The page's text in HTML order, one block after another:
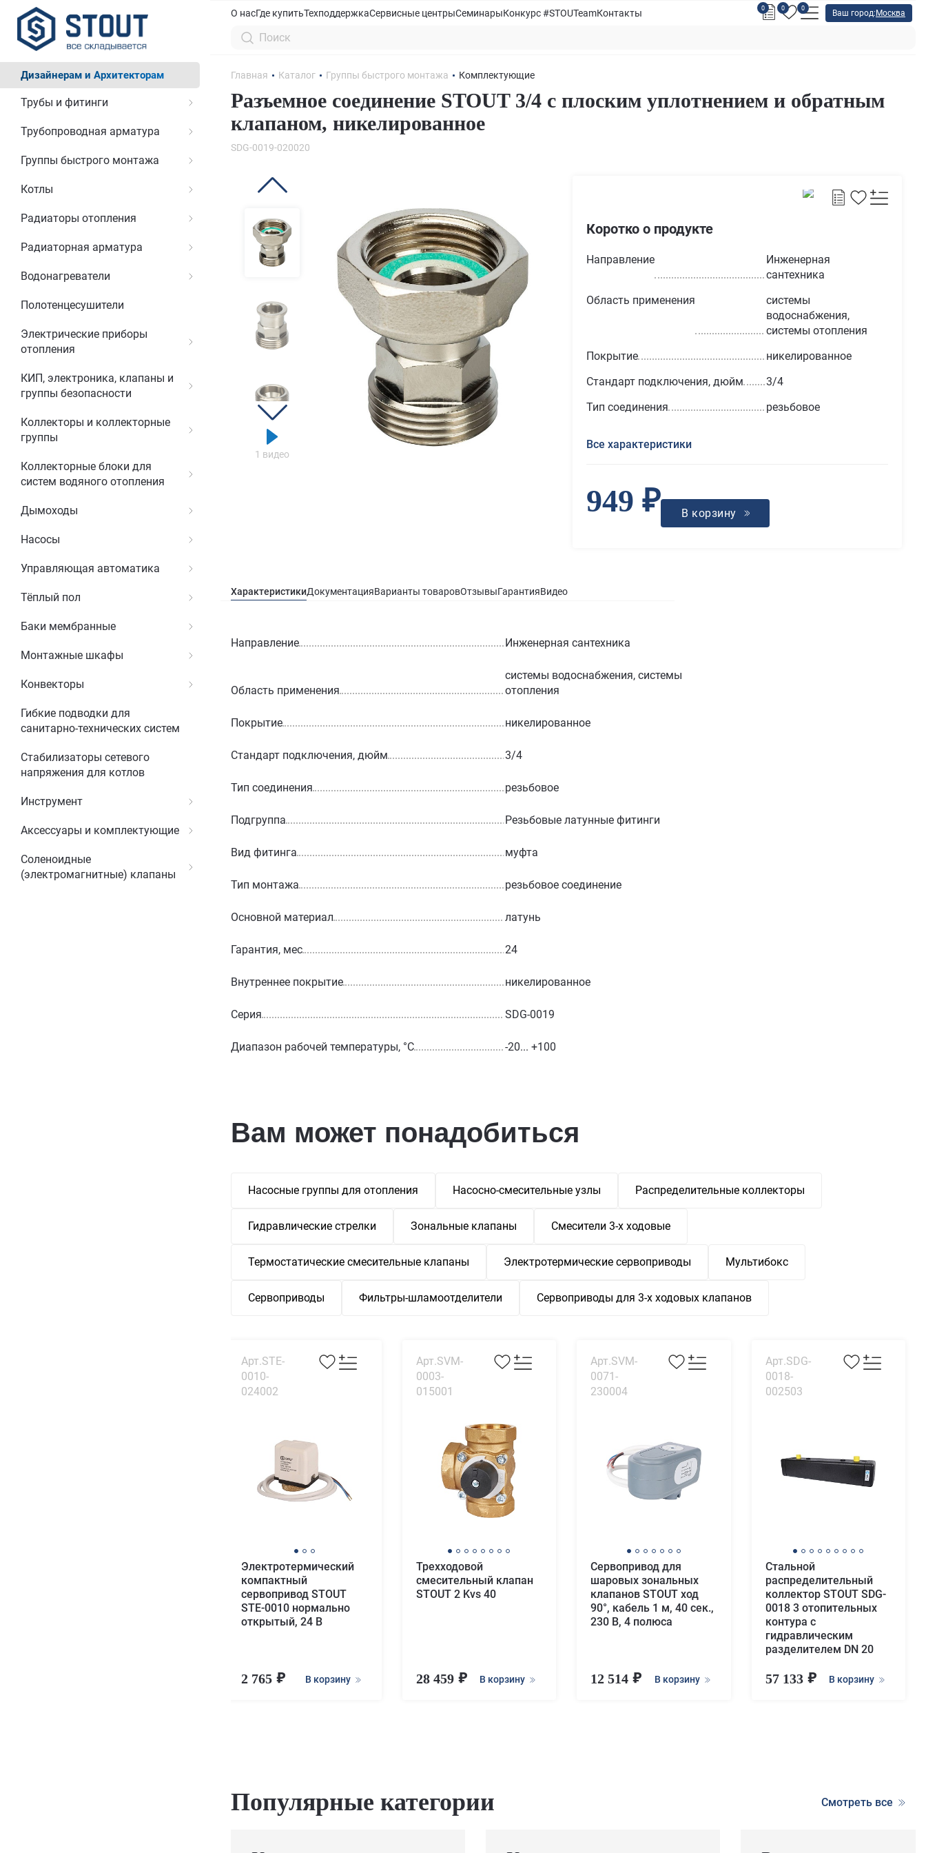
Дизайнерам и Архитекторам
Трубы и фитинги
Трубопроводная арматура
Группы быстрого монтажа
Котлы
Радиаторы отопления
Радиаторная арматура
Водонагреватели
Полотенцесушители
Электрические приборы
отопления
КИП, электроника, клапаны и
группы безопасности
Коллекторы и коллекторные
группы
Коллекторные блоки для
систем водяного отопления
Дымоходы
Насосы
Управляющая автоматика
Тёплый пол
Баки мембранные
Монтажные шкафы
Конвекторы
Гибкие подводки для
санитарно-технических систем
Стабилизаторы сетевого
напряжения для котлов
Инструмент
Аксессуары и комплектующие
Соленоидные
(электромагнитные) клапаны
О насГде купитьТехподдержкаСервисные центрыСеминарыКонкурс #STOUTeamКонтакты 0 0 0
Ваш город: Москва
Главная Каталог Группы быстрого монтажа Комплектующие
Разъемное соединение STOUT 3/4 с плоским уплотнением и обратным
клапаном, никелированное
SDG-0019-020020
1 видео
Коротко о продукте
Направление
Инженерная
сантехника
Область применения
системы
водоснабжения,
системы отопления
Покрытие
никелированное
Стандарт подключения, дюйм
3/4
Тип соединения
резьбовое
Все характеристики
949 ₽ В корзину
ХарактеристикиДокументацияВарианты товаровОтзывыГарантияВидео
Направление Инженерная сантехника
Область применения
системы водоснабжения, системы
отопления
Покрытие никелированное
Стандарт подключения, дюйм 3/4
Тип соединения резьбовое
Подгруппа Резьбовые латунные фитинги
Вид фитинга муфта
Тип монтажа резьбовое соединение
Основной материал латунь
Гарантия, мес 24
Внутреннее покрытие никелированное
Серия SDG-0019
Диапазон рабочей температуры, °С -20... +100
Вам может понадобиться
Насосные группы для отопления Насосно-смесительные узлы Распределительные коллекторы
Гидравлические стрелки Зональные клапаны Смесители 3-х ходовые
Термостатические смесительные клапаны Электротермические сервоприводы Мультибокс
Сервоприводы Фильтры-шламоотделители Сервоприводы для 3-х ходовых клапанов
Арт.STE-
0010-
024002
Электротермический
компактный
сервопривод STOUT
STE-0010 нормально
открытый, 24 В
2 765 В корзину
Арт.SVM-
0003-
015001
Трехходовой
смесительный клапан
STOUT 2 Kvs 40
28 459 В корзину
Арт.SVM-
0071-
230004
Сервопривод для
шаровых зональных
клапанов STOUT ход
90°, кабель 1 м, 40 сек.,
230 B, 4 полюса
12 514 В корзину
Арт.SDG-
0018-
002503
Стальной
распределительный
коллектор STOUT SDG-
0018 3 отопительных
контура с
гидравлическим
разделителем DN 20
57 133 В корзину
Популярные категории Смотреть все